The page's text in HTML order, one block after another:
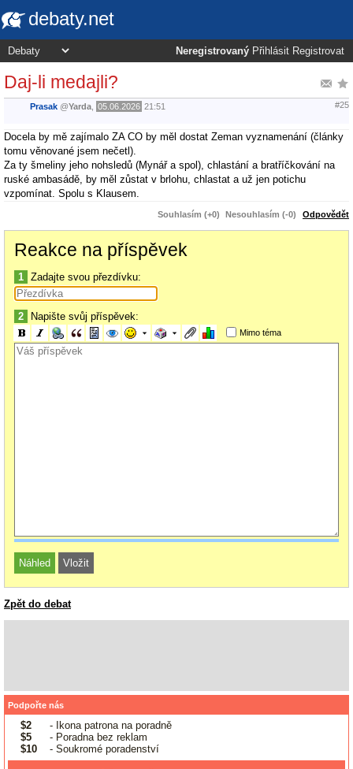
debaty.net
Neregistrovaný Přihlásit Registrovat
Daj-li medajli?
Prasak @Yarda 05.06.2026 21:51 #25
Docela by mě zajímalo ZA CO by měl dostat Zeman vyznamenání (články
tomu věnované jsem nečetl).
Za ty šmeliny jeho nohsledů (Mynář a spol), chlastání a bratříčkování na
ruské ambasádě, by měl zůstat v brlohu, chlastat a už jen potichu
vzpomínat. Spolu s Klausem.
Souhlasím (+0) Nesouhlasím (-0) Odpovědět
Reakce na příspěvek
1 Zadajte svou přezdívku:
2 Napište svůj příspěvek:
Mimo téma
Zpět do debat
Podpořte nás
$2
- Ikona patrona na poradně
$5
- Poradna bez reklam
$10
- Soukromé poradenství